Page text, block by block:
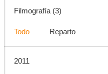
Filmografía (3)
Todo Reparto
2011